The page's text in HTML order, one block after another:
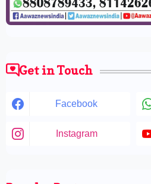
Get in Touch
Facebook
Instagram